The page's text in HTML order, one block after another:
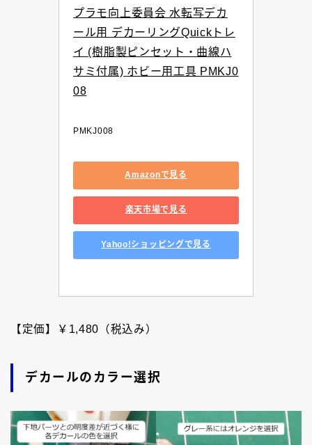
プラモ向上委員会 水転写デカ
ール用 デカーリングQuickトレ
イ (樹脂製ピンセット・曲線ハ
サミ付属) ホビー用工具 PMKJ0
08
PMKJ008
Amazonで見る
楽天市場で見る
Yahoo!ショッピングで見る
【定価】￥1,480（税込み）
デカールのカラー選択